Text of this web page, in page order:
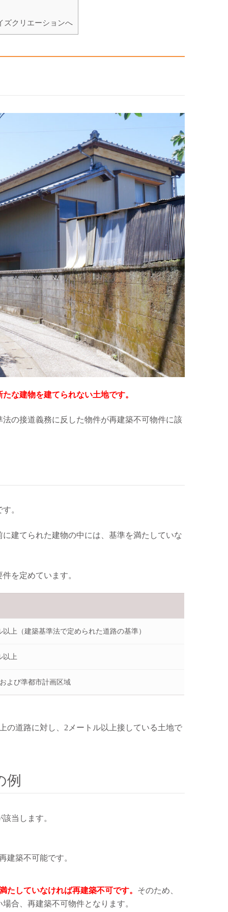
ズクリエーションへ
な建物を建てられない土地です。
の接道義務に反した物件が再建築不可物件に該
。
建てられた建物の中には、基準を満たしていな
を定めています。
以上（建築基準法で定められた道路の基準）
以上
よび準都市計画区域
の道路に対し、2メートル以上接している土地で
例
当します。
建築不可能です。
たしていなければ再建築不可です。 そのため、
合、再建築不可物件となります。